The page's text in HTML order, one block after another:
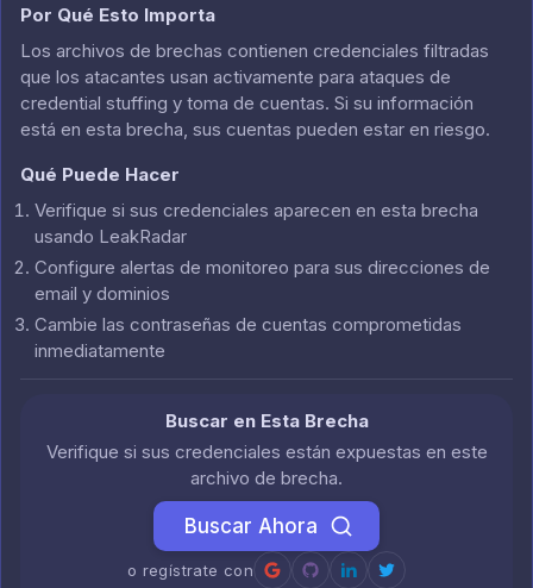
Por Qué Esto Importa
Los archivos de brechas contienen credenciales filtradas
que los atacantes usan activamente para ataques de
credential stuffing y toma de cuentas. Si su información
está en esta brecha, sus cuentas pueden estar en riesgo.
Qué Puede Hacer
Verifique si sus credenciales aparecen en esta brecha
usando LeakRadar
Configure alertas de monitoreo para sus direcciones de
email y dominios
Cambie las contraseñas de cuentas comprometidas
inmediatamente
Buscar en Esta Brecha
Verifique si sus credenciales están expuestas en este
archivo de brecha.
Buscar Ahora
o regístrate con